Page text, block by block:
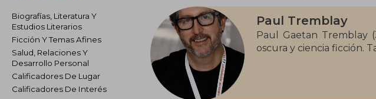
Biografías, Literatura Y
Estudios Literarios
Ficción Y Temas Afines
Salud, Relaciones Y
Desarrollo Personal
Calificadores De Lugar
Calificadores De Interés
Paul Tremblay
Paul Gaetan Tremblay
oscura y ciencia ficción.